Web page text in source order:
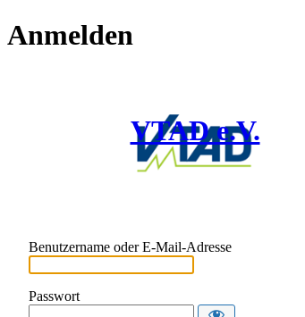
Anmelden
VTAD e.V.
Benutzername oder E-Mail-Adresse
Passwort